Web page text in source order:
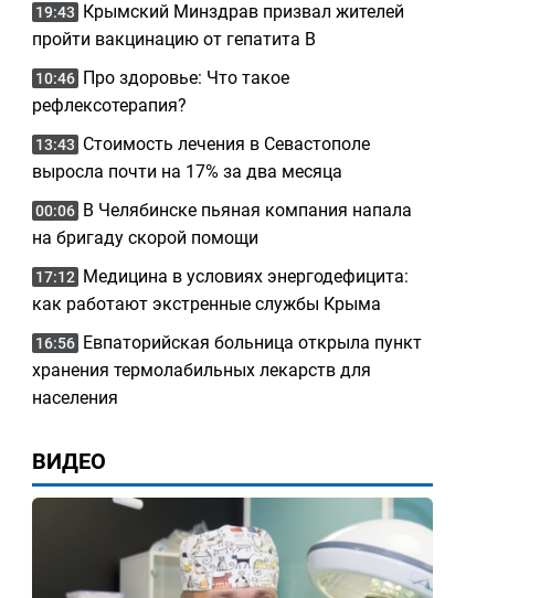
19:43
Крымский Минздрав призвал жителей
пройти вакцинацию от гепатита B
10:46 Про здоровье: Что такое
рефлексотерапия?
13:43 Стоимость лечения в Севастополе
выросла почти на 17% за два месяца
00:06 В Челябинске пьяная компания напала
на бригаду скорой помощи
17:12 Медицина в условиях энергодефицита:
как работают экстренные службы Крыма
16:56 Евпаторийская больница открыла пункт
хранения термолабильных лекарств для
населения
ВИДЕО